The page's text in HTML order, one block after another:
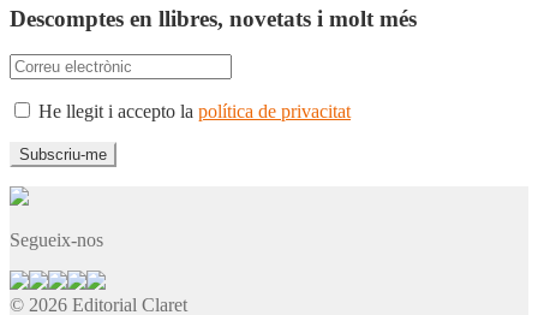
Descomptes en llibres, novetats i molt més
He llegit i accepto la política de privacitat
Segueix-nos
© 2026 Editorial Claret